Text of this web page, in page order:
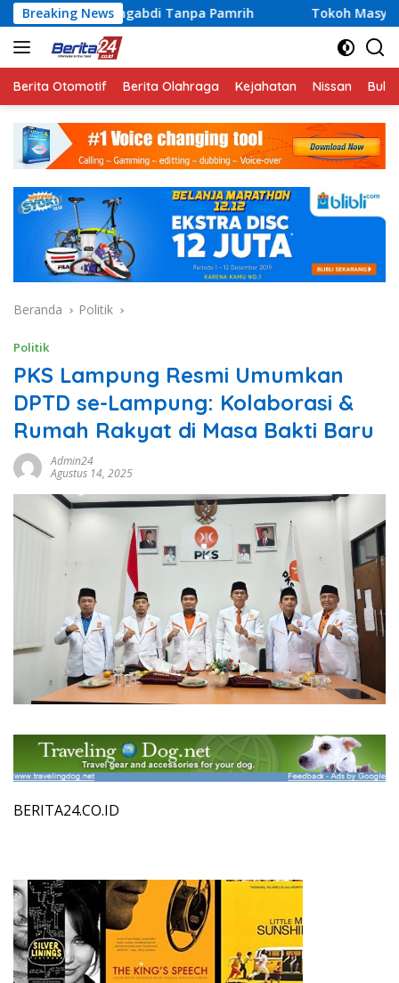
Langsung
ke
konten
Breaking News
Tanpa Pamrih Tokoh Masyarakat Lampung Jadi
Berita Otomotif Berita Olahraga Kejahatan Nissan
Beranda Politik
Politik
PKS Lampung Resmi Umumkan
DPTD se-Lampung: Kolaborasi &
Rumah Rakyat di Masa Bakti Baru
Admin24
Agustus 14, 2025
BERITA24.CO.ID